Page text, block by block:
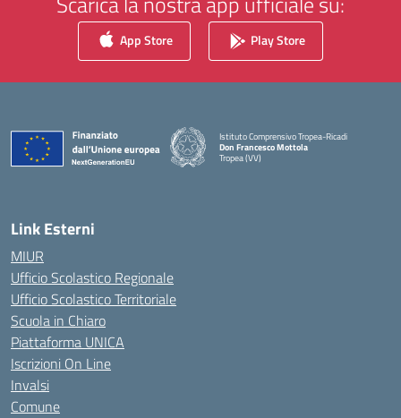
App Store Play Store
Istituto Comprensivo Tropea-Ricadi
Don Francesco Mottola
Tropea (VV)
— Visita la pagina iniziale della scuola
Link Esterni
MIUR
Ufficio Scolastico Regionale
Ufficio Scolastico Territoriale
Scuola in Chiaro
Piattaforma UNICA
Iscrizioni On Line
Invalsi
Comune